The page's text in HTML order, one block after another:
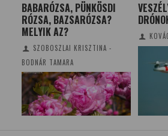
BABARÓZSA, PÜNKÖSDI
RÓZSA, BAZSARÓZSA?
MELYIK AZ?
SZOBOSZLAI KRISZTINA -
BODNÁR TAMARA